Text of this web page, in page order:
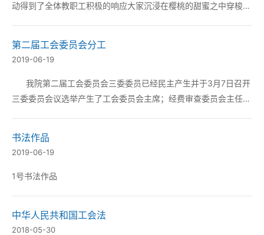
动得到了全体教职工积极的响应大家沉浸在樱桃的甜蜜之中穿梭于
的业余生活。 作者：聂金鑫 &nb...
第二届工会委员会分工
2019-06-19
我院第二届工会委员会三委委员已经民主产生并于3月7日召开
三委委员会议选举产生了工会委员会主席；经费审查委员会主任；
书法作品
2019-06-19
1号书法作品
中华人民共和国工会法
2018-05-30